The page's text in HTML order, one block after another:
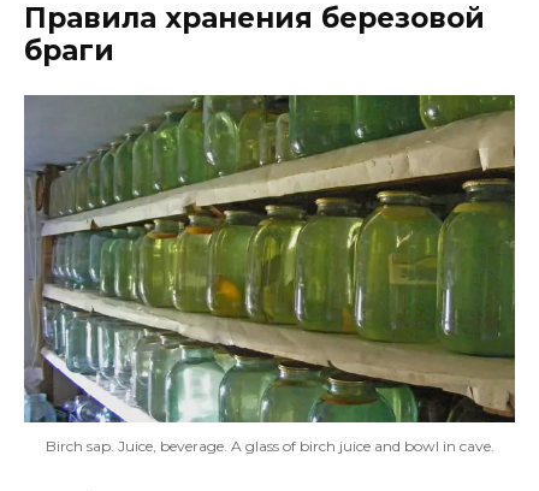
Правила хранения березовой
браги
Birch sap. Juice, beverage. A glass of birch juice and bowl in cave.